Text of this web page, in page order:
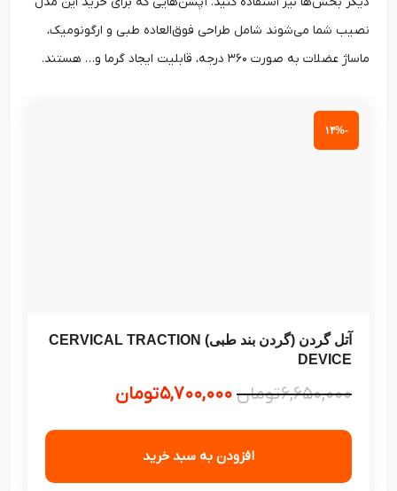
نصیب شما می‌شوند شامل طراحی فوق‌العاده طبی و ارگونومیک،
ماساژ عضلات به صورت ۳۶۰ درجه، قابلیت ایجاد گرما و… هستند.
آتل گردن (گردن بند طبی) CERVICAL TRACTION
DEVICE
۶,۶۵۰,۰۰۰تومان۵,۷۰۰,۰۰۰تومان
افزودن به سبد خرید